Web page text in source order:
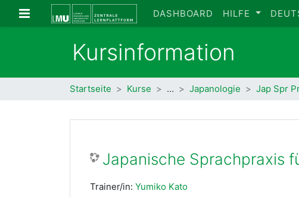
Zum Hauptinhalt
Website-Übersicht DASHBOARD HILFE
Kursinformation
Startseite Kurse … Japanologie Jap Spr
Japanische Sprachpraxis
Trainer/in: Yumiko Kato